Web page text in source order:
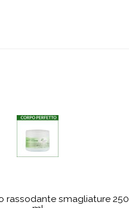
rassodante smagliature 250